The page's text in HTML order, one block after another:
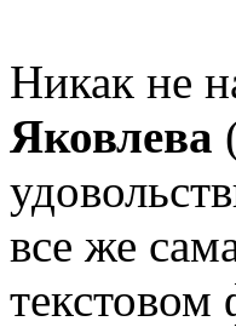
Никак не
Яковлева
все же